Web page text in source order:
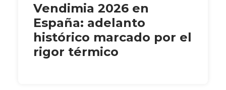
Vendimia 2026 en
España: adelanto
histórico marcado por el
rigor térmico